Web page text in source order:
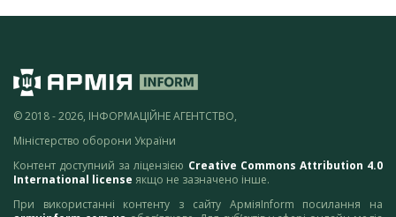
© 2018 - 2026, ІНФОРМАЦІЙНЕ АГЕНТСТВО,
Міністерство оборони України
Контент доступний за ліцензією Creative Commons Attribution 4.0
International license якщо не зазначено інше.
При використанні контенту з сайту АрміяInform посилання на